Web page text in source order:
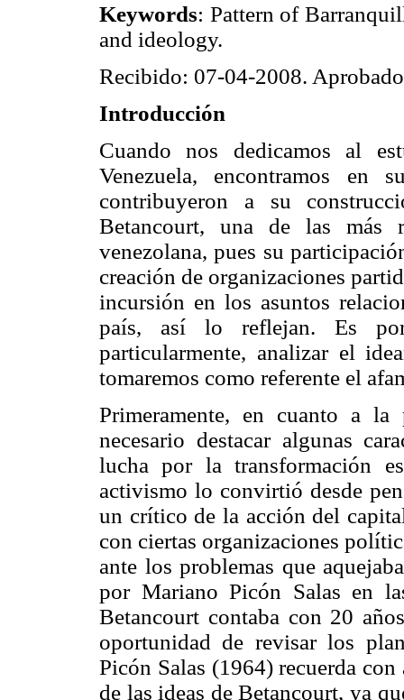
Keywords: Pattern of
and ideology.
Recibido: 07-04-2008.
Introducción
Cuando nos dedicamos al
Venezuela, encontramos en
contribuyeron a su
Betancourt, una de las más
venezolana, pues su
creación de organizaciones
incursión en los asuntos
país, así lo reflejan. Es
particularmente, analizar el
tomaremos como referente el
Primeramente, en cuanto a la
necesario destacar algunas
lucha por la transformación
activismo lo convirtió desde
un crítico de la acción del
con ciertas organizaciones
ante los problemas que
por Mariano Picón Salas en
Betancourt contaba con 20
oportunidad de revisar los
Picón Salas (1964) recuerda
de las ideas de Betancourt, ya